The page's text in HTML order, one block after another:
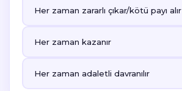
Her zaman zararlı çıkar/kötü payı alır
Her zaman kazanır
Her zaman adaletli davranılır